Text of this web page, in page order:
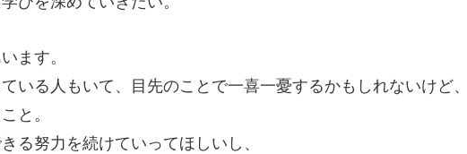
ます。
いる人もいて、目先のことで一喜一憂するかもしれないけど、
と。
る努力を続けていってほしいし、